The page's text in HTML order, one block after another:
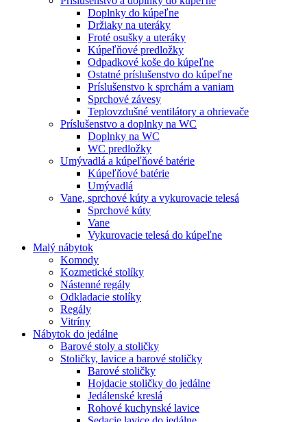
Doplnky do kúpeľne
Držiaky na uteráky
Froté osušky a uteráky
Kúpeľňové predložky
Odpadkové koše do kúpeľne
Ostatné príslušenstvo do kúpeľne
Príslušenstvo k sprchám a vaniam
Sprchové závesy
Teplovzdušné ventilátory a ohrievače
Príslušenstvo a doplnky na WC
Doplnky na WC
WC predložky
Umývadlá a kúpeľňové batérie
Kúpeľňové batérie
Umývadlá
Vane, sprchové kúty a vykurovacie telesá
Sprchové kúty
Vane
Vykurovacie telesá do kúpeľne
Malý nábytok
Komody
Kozmetické stolíky
Nástenné regály
Odkladacie stolíky
Regály
Vitríny
Nábytok do jedálne
Barové stoly a stoličky
Stoličky, lavice a barové stoličky
Barové stoličky
Hojdacie stoličky do jedálne
Jedálenské kreslá
Rohové kuchynské lavice